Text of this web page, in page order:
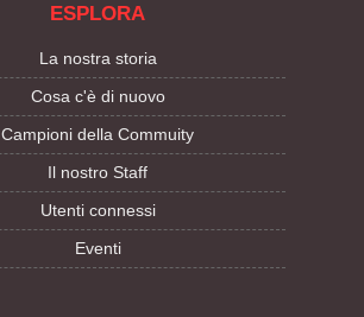
ESPLORA
La nostra storia
Cosa c'è di nuovo
Campioni della Commuity
Il nostro Staff
Utenti connessi
Eventi